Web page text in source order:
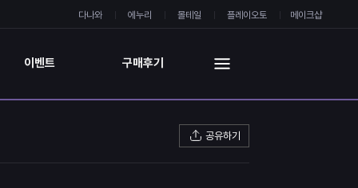
다나와 에누리 몰테일 플레이오토 메이크샵
이벤트 구매후기
공유하기